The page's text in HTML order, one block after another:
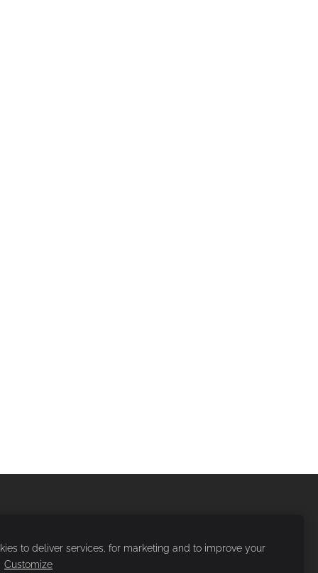
to deliver services, for marketing and to improve your
Customize